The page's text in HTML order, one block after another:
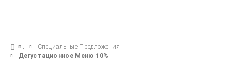
Специальные Предложения
Дегустационное Меню 10%